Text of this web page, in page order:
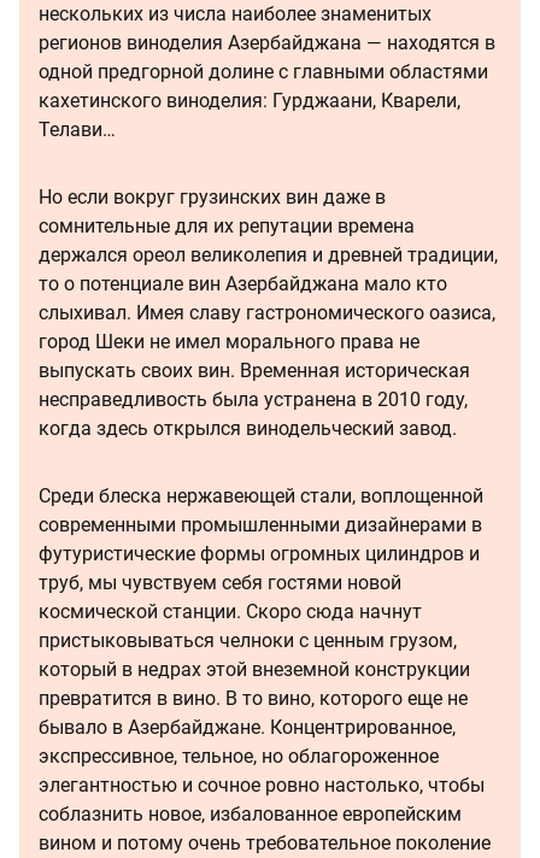
нескольких из числа наиболее знаменитых
регионов виноделия Азербайджана — находятся в
одной предгорной долине с главными областями
кахетинского виноделия: Гурджаани, Кварели,
Телави…
Но если вокруг грузинских вин даже в
сомнительные для их репутации времена
держался ореол великолепия и древней традиции,
то о потенциале вин Азербайджана мало кто
слыхивал. Имея славу гастрономического оазиса,
город Шеки не имел морального права не
выпускать своих вин. Временная историческая
несправедливость была устранена в 2010 году,
когда здесь открылся винодельческий завод.
Среди блеска нержавеющей стали, воплощенной
современными промышленными дизайнерами в
футуристические формы огромных цилиндров и
труб, мы чувствуем себя гостями новой
космической станции. Скоро сюда начнут
пристыковываться челноки с ценным грузом,
который в недрах этой внеземной конструкции
превратится в вино. В то вино, которого еще не
бывало в Азербайджане. Концентрированное,
экспрессивное, тельное, но облагороженное
элегантностью и сочное ровно настолько, чтобы
соблазнить новое, избалованное европейским
вином и потому очень требовательное поколение